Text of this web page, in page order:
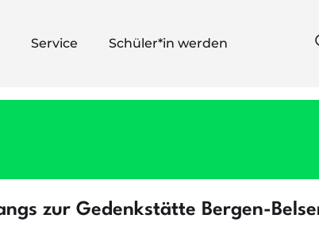
Service Schüler*in werden
zur Gedenkstätte Bergen-